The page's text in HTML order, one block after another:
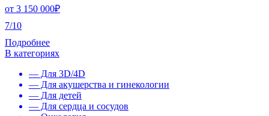
от 3 150 000₽
7/10
Подробнее
В категориях
— Для 3D/4D
— Для акушерства и гинекологии
— Для детей
— Для сердца и сосудов